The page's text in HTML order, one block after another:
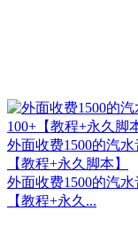
外面收费1500的汽
【教程+永久脚本】
外面收费1500的汽
【教程+永久...